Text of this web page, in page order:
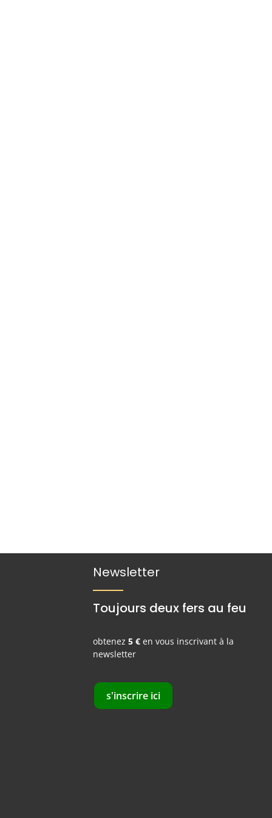
Newsletter
Toujours deux fers au feu
obtenez5 € en vous inscrivant à la
newsletter
s'inscrire ici